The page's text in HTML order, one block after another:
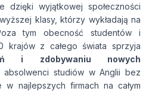
Outcomes.
dzięki wyjątkowej społeczności
klasy, którzy wykładają na
tym obecność studentów i
krajów z całego świata sprzyja
i zdobywaniu nowych
absolwenci studiów w Anglii bez
w najlepszych firmach na całym